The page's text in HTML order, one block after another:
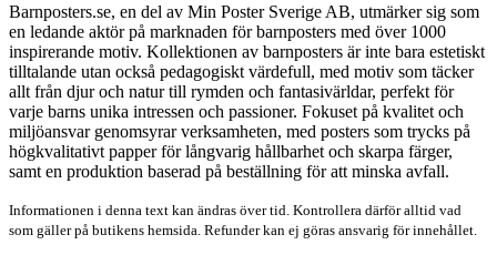
Barnposters.se, en del av Min Poster Sverige AB, utmärker sig som
en ledande aktör på marknaden för barnposters med över 1000
inspirerande motiv. Kollektionen av barnposters är inte bara estetiskt
tilltalande utan också pedagogiskt värdefull, med motiv som täcker
allt från djur och natur till rymden och fantasivärldar, perfekt för
varje barns unika intressen och passioner. Fokuset på kvalitet och
miljöansvar genomsyrar verksamheten, med posters som trycks på
högkvalitativt papper för långvarig hållbarhet och skarpa färger,
samt en produktion baserad på beställning för att minska avfall.
Informationen i denna text kan ändras över tid. Kontrollera därför alltid vad
som gäller på butikens hemsida. Refunder kan ej göras ansvarig för innehållet.